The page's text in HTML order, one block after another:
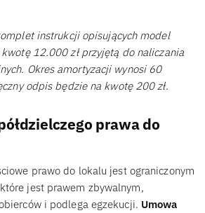
instrukcji opisujących model
12.000 zł przyjętą do naliczania
Okres amortyzacji wynosi 60
odpis będzie na kwotę 200 zł.
prawa do
prawo do lokalu jest ograniczonym
jest prawem zbywalnym,
i podlega egzekucji. Umowa